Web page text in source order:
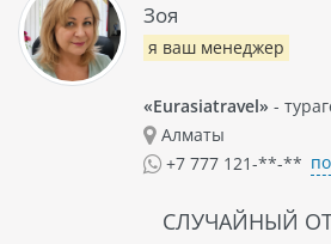
Зоя
я ваш менеджер
«Eurasiatravel» -
Алматы
+7 777 121-**-**
СЛУЧАЙНЫЙ